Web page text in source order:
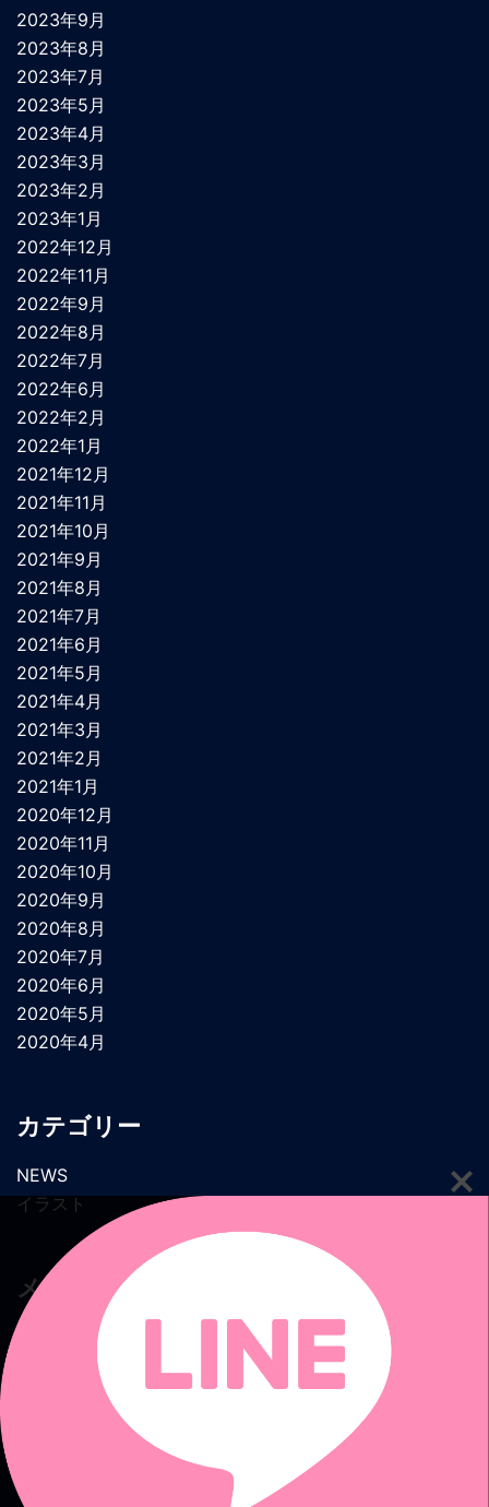
2023年9月
2023年8月
2023年7月
2023年5月
2023年4月
2023年3月
2023年2月
2023年1月
2022年12月
2022年11月
2022年9月
2022年8月
2022年7月
2022年6月
2022年2月
2022年1月
2021年12月
2021年11月
2021年10月
2021年9月
2021年8月
2021年7月
2021年6月
2021年5月
2021年4月
2021年3月
2021年2月
2021年1月
2020年12月
2020年11月
2020年10月
2020年9月
2020年8月
2020年7月
2020年6月
2020年5月
2020年4月
カテゴリー
NEWS
イラスト
メタ情報
投稿フィード
コメントフィード
WordPress.org